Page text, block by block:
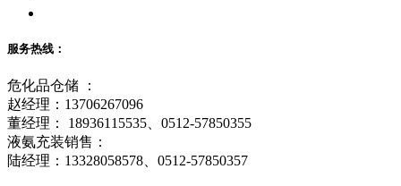
服务热线：
危化品仓储 ：
赵经理：13706267096
董经理： 18936115535、0512-57850355
液氨充装销售：
陆经理：13328058578、0512-57850357